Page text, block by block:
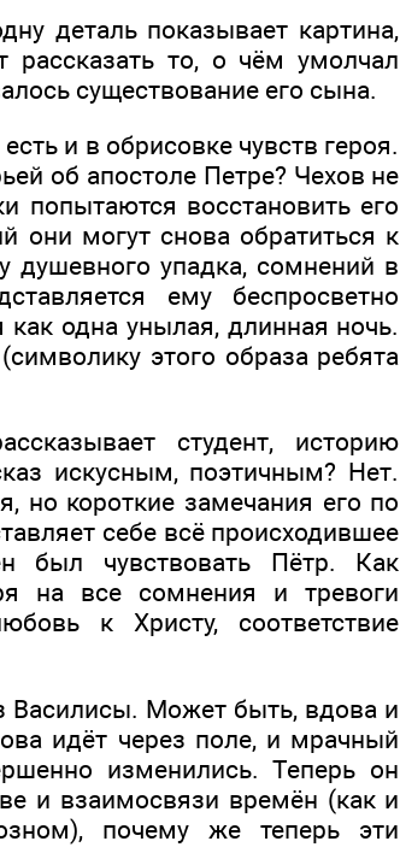
деталь показывает картина,
рассказать то, о чём умолчал
существование его сына.
и в обрисовке чувств героя.
об апостоле Петре? Чехов не
попытаются восстановить его
они могут снова обратиться к
душевного упадка, сомнений в
ему беспросветно
как одна унылая, длинная ночь.
этого образа ребята
студент, историю
искусным, поэтичным? Нет.
но короткие замечания его по
себе всё происходившее
был чувствовать Пётр. Как
на все сомнения и тревоги
к Христу, соответствие
Василисы. Может быть, вдова и
идёт через поле, и мрачный
изменились. Теперь он
и взаимосвязи времён (как и
почему же теперь эти